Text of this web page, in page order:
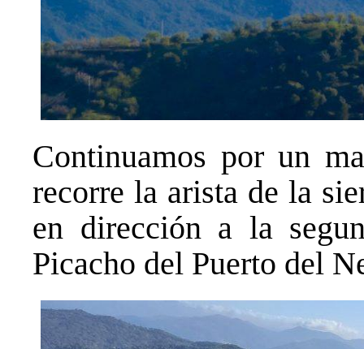
Continuamos por un
recorre la arista de la
en dirección a la
Picacho del Puerto del